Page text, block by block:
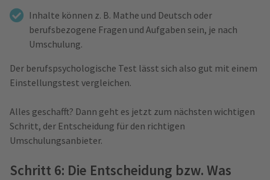
Inhalte können z. B. Mathe und Deutsch oder
berufsbezogene Fragen und Aufgaben sein, je nach
Umschulung.
Der berufspsychologische Test lässt sich also gut mit einem
Einstellungstest vergleichen.
Alles geschafft? Dann geht es jetzt zum nächsten wichtigen
Schritt, der Entscheidung für den richtigen
Umschulungsanbieter.
Schritt 6: Die Entscheidung bzw. Was